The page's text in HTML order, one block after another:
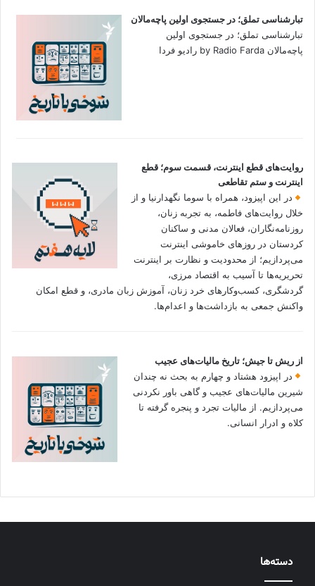
تبارشناسی تملق؛ در جستجوی اولین‌ پاچه‌مالان
تبارشناسی تملق؛ در جستجوی اولین‌
پاچه‌مالان by Radio Farda رادیو فردا
روایت‌های قطع اینترنت، قسمت سوم؛ قطع
اینترنت و ستم تقاطعی
در این اپیزود، همراه با سوما نگهدارنیا و از
خلال روایت‌های فاطمه، به تجربه زنان،
روزنامه‌نگاران، فعالان مدنی و ساکنان
کردستان در روزهای خاموشی اینترنت
می‌پردازیم؛ از محدودیت و نظارت بر اینترنت
تحریریه‌ها تا آسیب به اقتصاد مرزی،
گردشگری، کسب‌وکارهای خرد زنان، آموزش زبان مادری، و قطع امکان
واکنش جمعی به بازداشت‌ها و اعدام‌ها.
از ریش تا جیش؛ تاریخ مالیات‌های عجیب
در اپیزود هشتاد و چهارم به بحث نه چندان
شیرین مالیات‌های عجیب و گاهی باور نکردنی‌
می‌پردازیم. از مالیات تجرد و پنجره گرفته تا
کلاه و ادرار انسانی.
دسته‌ها